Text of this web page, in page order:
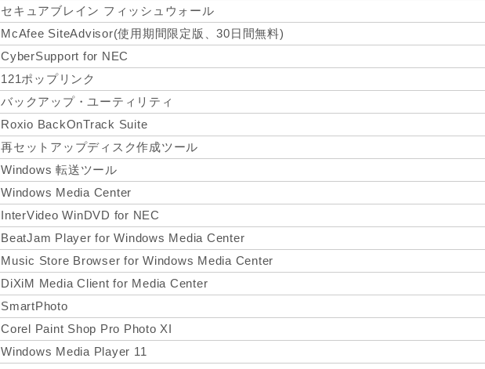
セキュアブレイン フィッシュウォール
McAfee SiteAdvisor(使用期間限定版、30日間無料)
CyberSupport for NEC
121ポップリンク
バックアップ・ユーティリティ
Roxio BackOnTrack Suite
再セットアップディスク作成ツール
Windows 転送ツール
Windows Media Center
InterVideo WinDVD for NEC
BeatJam Player for Windows Media Center
Music Store Browser for Windows Media Center
DiXiM Media Client for Media Center
SmartPhoto
Corel Paint Shop Pro Photo XI
Windows Media Player 11